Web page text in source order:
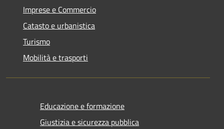
Imprese e Commercio
Catasto e urbanistica
Turismo
Mobilità e trasporti
Educazione e formazione
Giustizia e sicurezza pubblica